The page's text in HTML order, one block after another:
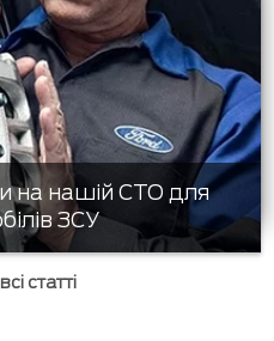
на нашій СТО для
ЗСУ
статті